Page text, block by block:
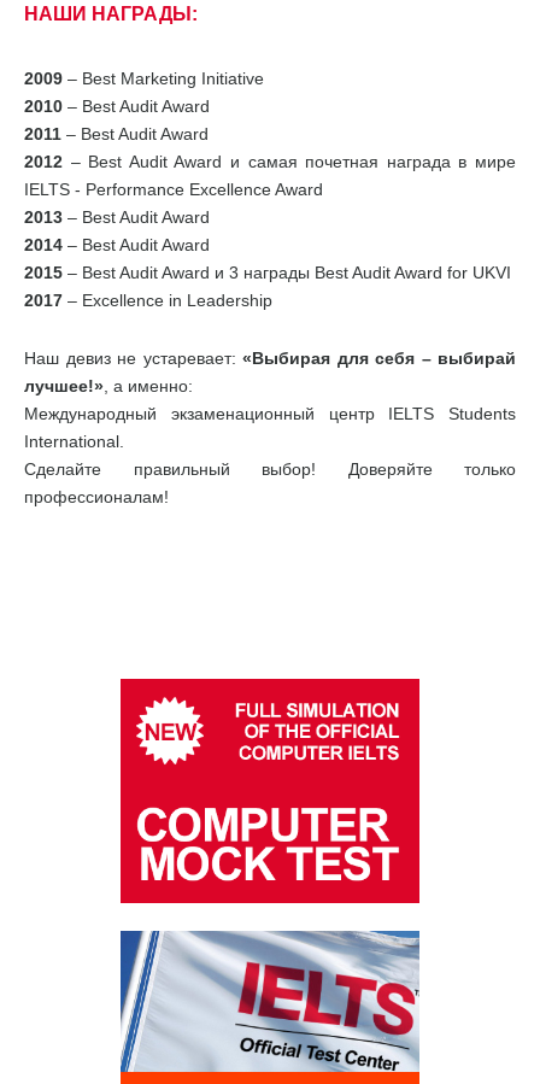
НАШИ НАГРАДЫ:
2009 – Best Marketing Initiative
2010 – Best Audit Award
2011 – Best Audit Award
2012 – Best Audit Award и самая почетная награда в мире
IELTS - Performance Excellence Award
2013 – Best Audit Award
2014 – Best Audit Award
2015 – Best Audit Award и 3 награды Best Audit Award for UKVI
2017 – Excellence in Leadership
Наш девиз не устаревает: «Выбирая для себя – выбирай
лучшее!» , а именно:
Международный экзаменационный центр IELTS Students
International.
Сделайте правильный выбор! Доверяйте только
профессионалам!